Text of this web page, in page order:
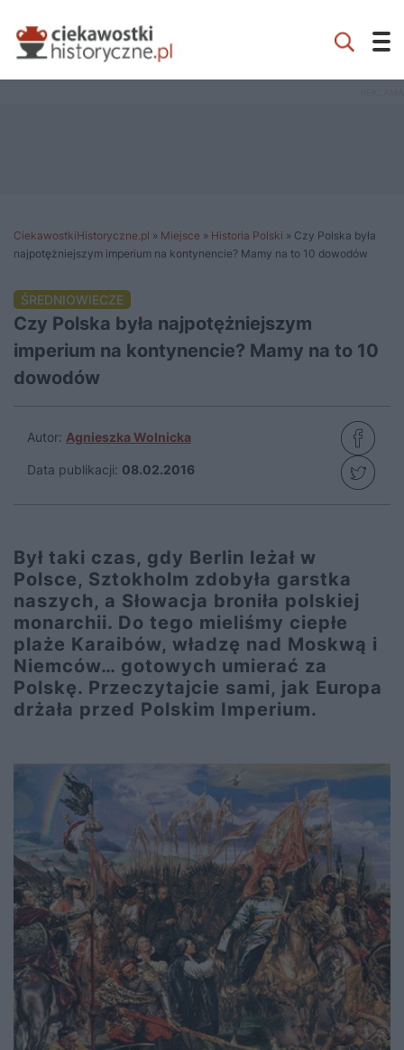
CiekawostkiHistoryczne.pl » Miejsce » Historia Polski » Czy Polska była
najpotężniejszym imperium na kontynencie? Mamy na to 10 dowodów
ŚREDNIOWIECZE
Czy Polska była najpotężniejszym
imperium na kontynencie? Mamy na to 10
dowodów
Autor: Agnieszka Wolnicka
Data publikacji: 08.02.2016
Był taki czas, gdy Berlin leżał w
Polsce, Sztokholm zdobyła garstka
naszych, a Słowacja broniła polskiej
monarchii. Do tego mieliśmy ciepłe
plaże Karaibów, władzę nad Moskwą i
Niemców… gotowych umierać za
Polskę. Przeczytajcie sami, jak Europa
drżała przed Polskim Imperium.